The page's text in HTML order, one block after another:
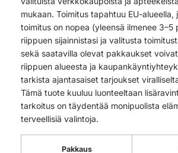
mukaan. Toimitus tapahtuu EU-alueella,
toimitus on nopea (yleensä ilmenee 3–5
riippuen sijainnistasi ja valitusta
sekä saatavilla olevat pakkaukset
riippuen alueesta ja
tarkista ajantasaiset tarjoukset
Tämä tuote kuuluu luonteeltaan
tarkoitus on täydentää monipuolista
terveellisiä valintoja.
Pakkaus